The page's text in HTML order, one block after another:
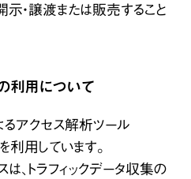
・譲渡または販売すること
利用について
るアクセス解析ツール
利用しています。
、トラフィックデータ収集の